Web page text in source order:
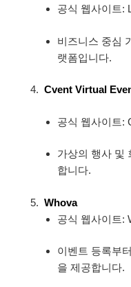
공식 웹사이트:
비즈니스 중심
랫폼입니다.
Cvent Virtual
공식 웹사이트:
가상의 행사 및
합니다.
Whova
공식 웹사이트:
이벤트 등록부
을 제공합니다.